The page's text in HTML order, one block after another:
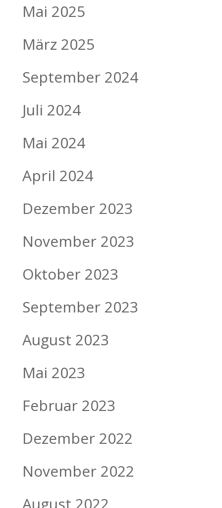
Mai 2025
März 2025
September 2024
Juli 2024
Mai 2024
April 2024
Dezember 2023
November 2023
Oktober 2023
September 2023
August 2023
Mai 2023
Februar 2023
Dezember 2022
November 2022
August 2022